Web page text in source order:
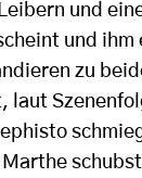
und
und
zu
laut